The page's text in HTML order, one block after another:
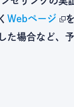
Webページ
た場合など、